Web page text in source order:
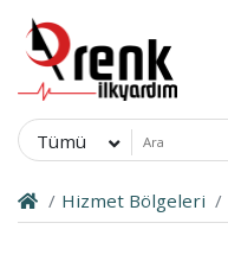
Tümü
Hizmet Bölgeleri